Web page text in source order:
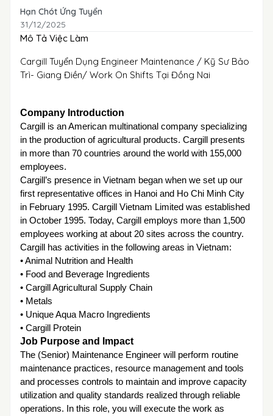
Hạn Chót Ứng Tuyển
31/12/2025
Mô Tả Việc Làm
Cargill Tuyển Dụng Engineer Maintenance / Kỹ Sư Bảo
Trì- Giang Điền/ Work On Shifts Tại Đồng Nai
Company Introduction
Cargill is an American multinational company specializing
in the production of agricultural products. Cargill presents
in more than 70 countries around the world with 155,000
employees.
Cargill’s presence in Vietnam began when we set up our
first representative offices in Hanoi and Ho Chi Minh City
in February 1995. Cargill Vietnam Limited was established
in October 1995. Today, Cargill employs more than 1,500
employees working at about 20 sites across the country.
Cargill has activities in the following areas in Vietnam:
• Animal Nutrition and Health
• Food and Beverage Ingredients
• Cargill Agricultural Supply Chain
• Metals
• Unique Aqua Macro Ingredients
• Cargill Protein
Job Purpose and Impact
The (Senior) Maintenance Engineer will perform routine
maintenance practices, resource management and tools
and processes controls to maintain and improve capacity
utilization and quality standards realized through reliable
operations. In this role, you will execute the work as